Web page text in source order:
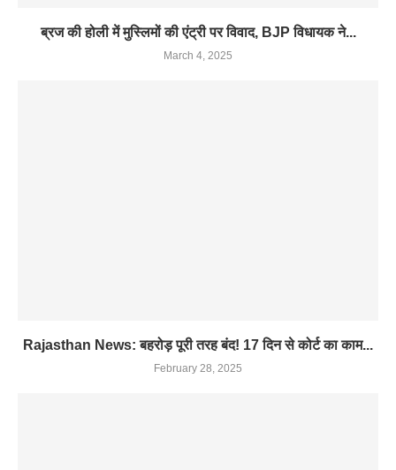
ब्रज की होली में मुस्लिमों की एंट्री पर विवाद, BJP विधायक ने...
March 4, 2025
Rajasthan News: बहरोड़ पूरी तरह बंद! 17 दिन से कोर्ट का काम...
February 28, 2025